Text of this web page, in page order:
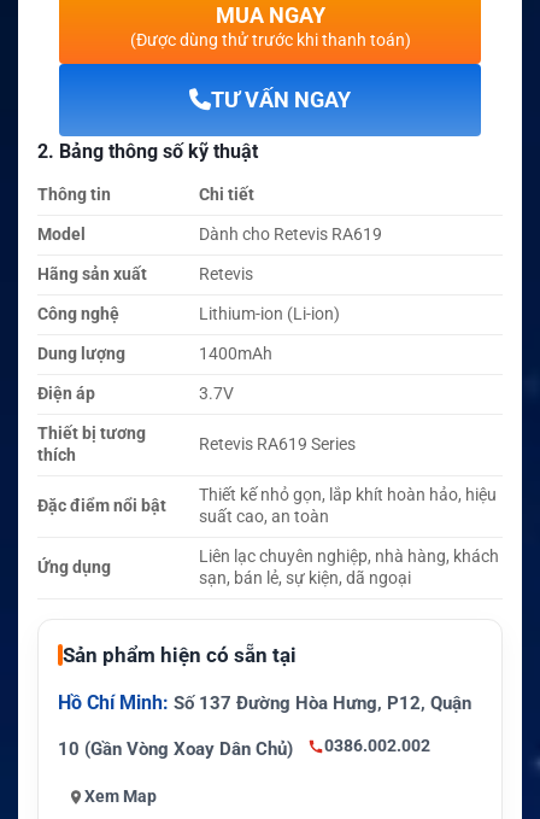
MUA NGAY
(Được dùng thử trước khi thanh toán)
TƯ VẤN NGAY
2. Bảng thông số kỹ thuật
Thông tin
Chi tiết
Model
Dành cho Retevis RA619
Hãng sản xuất
Retevis
Công nghệ
Lithium-ion (Li-ion)
Dung lượng
1400mAh
Điện áp
3.7V
Thiết bị tương
thích
Retevis RA619 Series
Đặc điểm nổi bật
Thiết kế nhỏ gọn, lắp khít hoàn hảo, hiệu
suất cao, an toàn
Ứng dụng
Liên lạc chuyên nghiệp, nhà hàng, khách
sạn, bán lẻ, sự kiện, dã ngoại
Sản phẩm hiện có sẵn tại
Hồ Chí Minh: Số 137 Đường Hòa Hưng, P12, Quận
10 (Gần Vòng Xoay Dân Chủ) 0386.002.002
Xem Map